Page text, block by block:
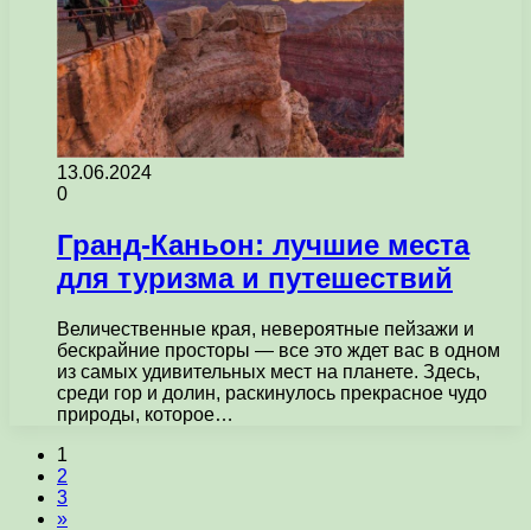
13.06.2024
0
Гранд-Каньон: лучшие места
для туризма и путешествий
Величественные края, невероятные пейзажи и
бескрайние просторы — все это ждет вас в одном
из самых удивительных мест на планете. Здесь,
среди гор и долин, раскинулось прекрасное чудо
природы, которое…
1
2
3
»